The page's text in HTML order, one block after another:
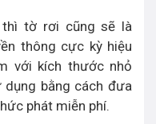
thì tờ rơi cũng sẽ là
thông cực kỳ hiệu
với kích thước nhỏ
bằng cách đưa
phát miễn phí.